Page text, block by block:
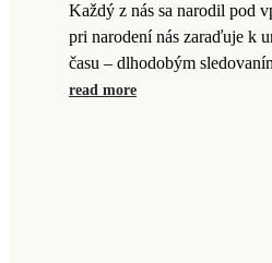
Každý z nás sa narodil pod
pri narodení nás zaraďuje k
času – dlhodobým
read more